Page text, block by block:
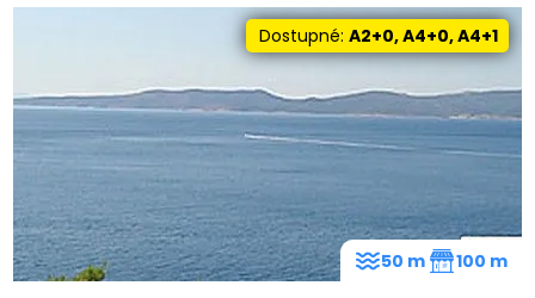
Dostupné:A2+0, A4+0, A4+1
50 m 100 m